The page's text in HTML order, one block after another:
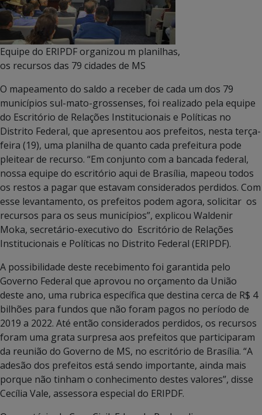
Equipe do ERIPDF organizou m planilhas,
os recursos das 79 cidades de MS
O mapeamento do saldo a receber de cada um dos 79
municípios sul-mato-grossenses, foi realizado pela equipe
do Escritório de Relações Institucionais e Políticas no
Distrito Federal, que apresentou aos prefeitos, nesta terça-
feira (19), uma planilha de quanto cada prefeitura pode
pleitear de recurso. “Em conjunto com a bancada federal,
nossa equipe do escritório aqui de Brasília, mapeou todos
os restos a pagar que estavam considerados perdidos. Com
esse levantamento, os prefeitos podem agora, solicitar os
recursos para os seus municípios”, explicou Waldenir
Moka, secretário-executivo do Escritório de Relações
Institucionais e Políticas no Distrito Federal (ERIPDF).
A possibilidade deste recebimento foi garantida pelo
Governo Federal que aprovou no orçamento da União
deste ano, uma rubrica específica que destina cerca de R$ 4
bilhões para fundos que não foram pagos no período de
2019 a 2022. Até então considerados perdidos, os recursos
foram uma grata surpresa aos prefeitos que participaram
da reunião do Governo de MS, no escritório de Brasília. “A
adesão dos prefeitos está sendo importante, ainda mais
porque não tinham o conhecimento destes valores”, disse
Cecília Vale, assessora especial do ERIPDF.